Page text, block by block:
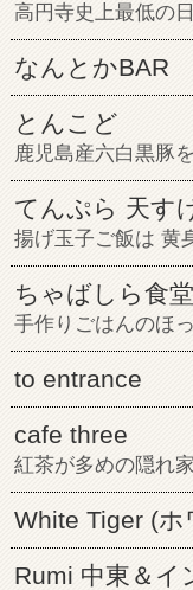
高円寺史上最低の
なんとかBAR
とんこど
鹿児島産六白黒豚
てんぷら 天す
揚げ玉子ご飯は 黄
ちゃばしら食堂
手作りごはんのほ
to entrance
cafe three
紅茶が多めの隠れ
White Tiger (
Rumi 中東＆イ